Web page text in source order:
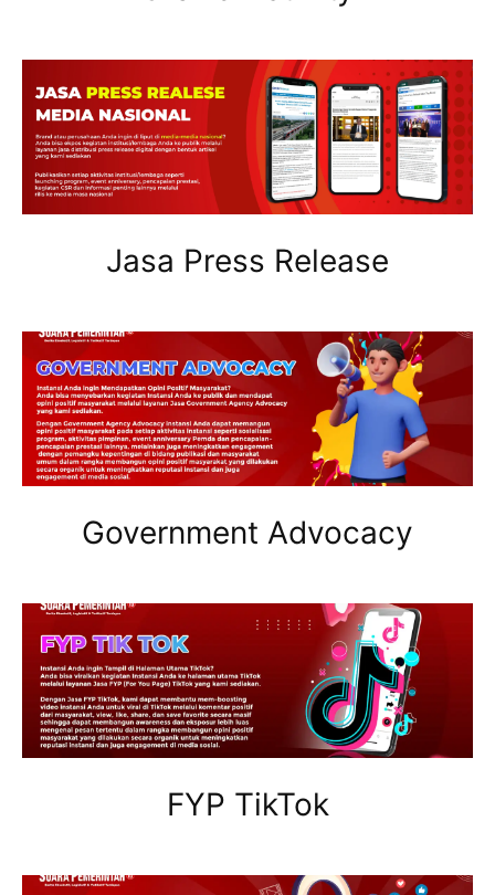
Jasa Press Release
Government Advocacy
FYP TikTok